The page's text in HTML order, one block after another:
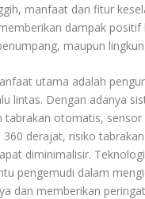
manfaat dari fitur
dampak positif
maupun
utama adalah
lintas. Dengan adanya
tabrakan otomatis, sensor
360 derajat, risiko
diminimalisir.
pengemudi dalam
dan memberikan